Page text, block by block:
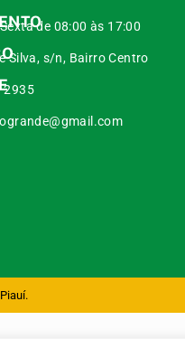
de 08:00 às 17:00
Silva, s/n, Bairro Centro
2935